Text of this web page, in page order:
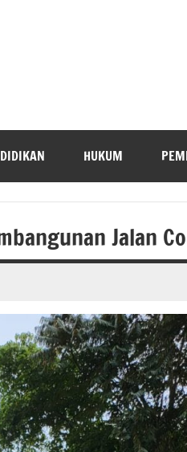
HUKUM
Jalan